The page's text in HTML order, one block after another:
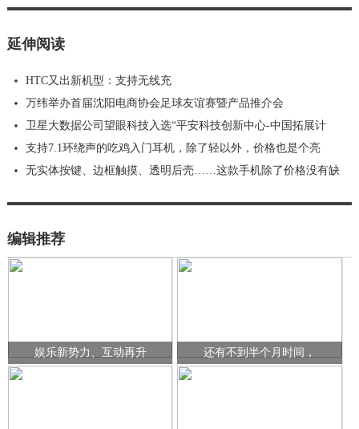
延伸阅读
HTC又出新机型：支持无线充
万纬举办首届沈阳电商协会足球友谊赛暨产品推介会
卫星大数据公司望眼科技入选“平安科技创新中心-中国拓展计
支持7.1环绕声的吃鸡入门耳机，除了轻以外，价格也是个亮
无实体按键、边框触摸、透明后壳……这款手机除了价格没有缺
编辑推荐
娱乐新势力、互动再升 还有不到半个月时间，